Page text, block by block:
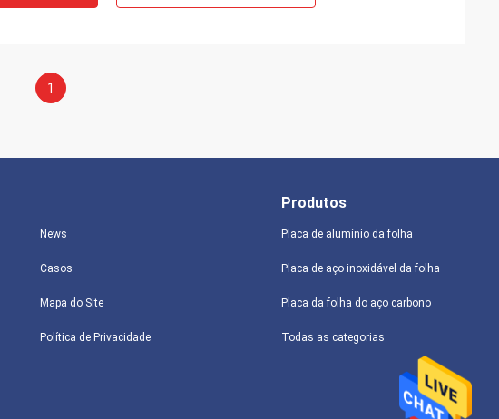
1
News
Casos
Mapa do Site
Política de Privacidade
Produtos
Placa de alumínio da folha
Placa de aço inoxidável da folha
Placa da folha do aço carbono
Todas as categorias